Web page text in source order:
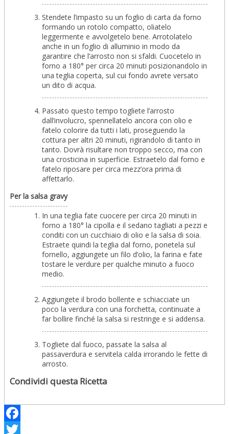
Stendete l’impasto su un foglio di carta da forno
formando un rotolo compatto, oliatelo
leggermente e avvolgetelo bene. Arrotolatelo
anche in un foglio di alluminio in modo da
garantire che l’arrosto non si sfaldi. Cuocetelo in
forno a 180° per circa 20 minuti posizionandolo in
una teglia coperta, sul cui fondo avrete versato
un dito di acqua.
Passato questo tempo togliete l’arrosto
dall’involucro, spennellatelo ancora con olio e
fatelo colorire da tutti i lati, proseguendo la
cottura per altri 20 minuti, rigirandolo di tanto in
tanto. Dovrà risultare non troppo secco, ma con
una crosticina in superficie. Estraetelo dal forno e
fatelo riposare per circa mezz’ora prima di
affettarlo.
Per la salsa gravy
In una teglia fate cuocere per circa 20 minuti in
forno a 180° la cipolla e il sedano tagliati a pezzi e
conditi con un cucchiaio di olio e la salsa di soia.
Estraete quindi la teglia dal forno, ponetela sul
fornello, aggiungete un filo d’olio, la farina e fate
tostare le verdure per qualche minuto a fuoco
medio.
Aggiungete il brodo bollente e schiacciate un
poco la verdura con una forchetta, continuate a
far bollire finché la salsa si restringe e si addensa.
Togliete dal fuoco, passate la salsa al
passaverdura e servitela calda irrorando le fette di
arrosto.
Condividi questa Ricetta
Facebook